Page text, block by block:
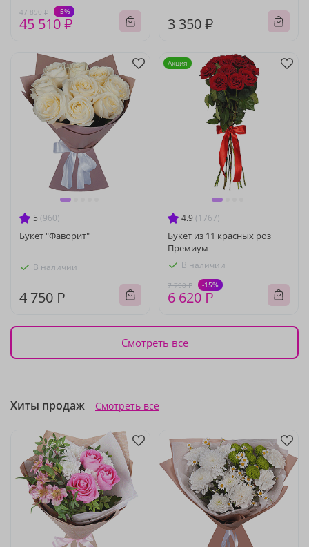
47 890 ₽ -5%
45 510 ₽ 3 350 ₽
5 (960)
Букет "Фаворит"
В наличии
4 750 ₽
4.9 (1767)
Букет из 11 красных роз
Премиум
В наличии
7 790 ₽ -15%
6 620 ₽
Акция
Смотреть все
Хиты продаж Смотреть все